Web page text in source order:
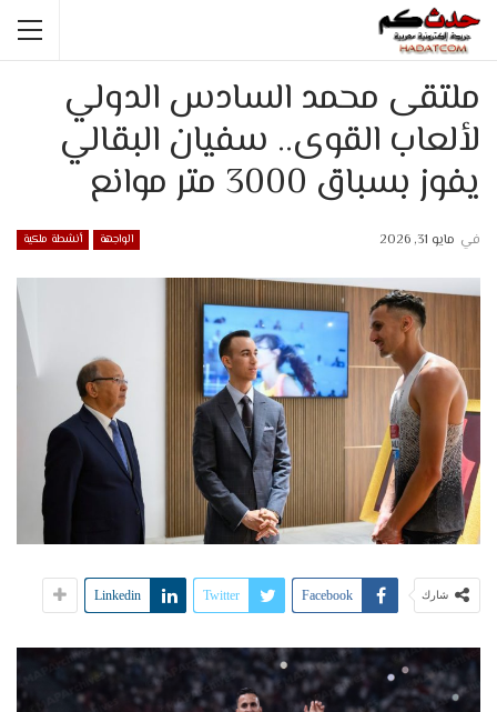
ملتقى محمد السادس الدولي
لألعاب القوى.. سفيان البقالي
يفوز بسباق 3000 متر موانع
الواجهة أنشطة ملكية في مايو 31, 2026
شارك Facebook
Twitter
Linkedin